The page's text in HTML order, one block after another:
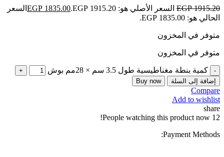
EGP1915.20 السعر الأصلي هو: EGP 1915.20. EGP 1835.00
السعر
الحالي هو: EGP 1835.00.
متوفر في المخزون
متوفر في المخزون
كمية بنطة مغناطيسية طول 3.5 سم × 28مم بوش
إضافة إلى السلة Buy now
Compare
Add to wishlist
share
12
People watching this product now!
Payment Methods: